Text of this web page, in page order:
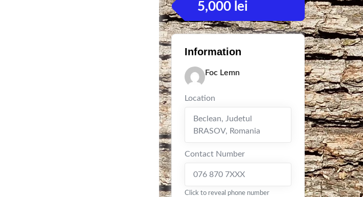
5,000 lei
Information
Foc Lemn
Location
Beclean, Judetul
BRASOV, Romania
Contact Number
076 870 7XXX
Click to reveal phone number